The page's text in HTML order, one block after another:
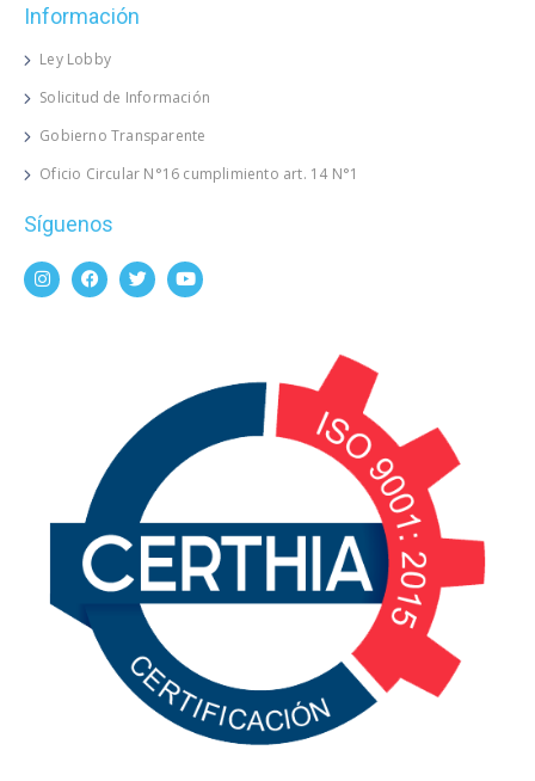
Información
Ley Lobby
Solicitud de Información
Gobierno Transparente
Oficio Circular N°16 cumplimiento art. 14 N°1
Síguenos